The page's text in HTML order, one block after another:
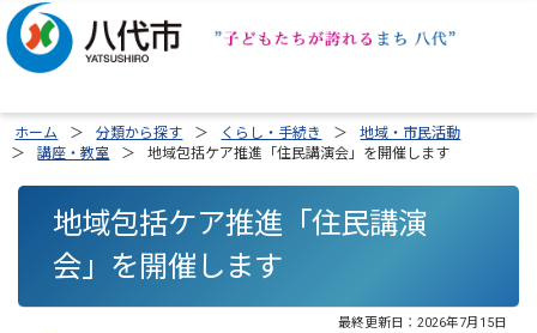
ホーム 分類から探す くらし・手続き
地域・市民活動
講座・教室
地域包括ケア推進「住民講演会」を開催します
地域包括ケア推進「住民講演
会」を開催します
最終更新日： 2026年7月15日